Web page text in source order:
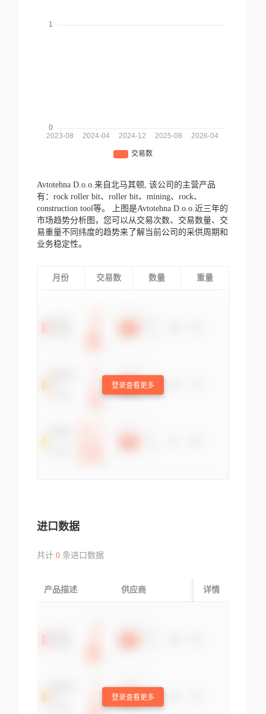
Avtotehna D.o.o.来自北马其顿, 该公司的主营产品
有：rock roller bit、roller bit、mining、rock、
construction tool等。
上图是Avtotehna D.o.o.近三年的
市场趋势分析图，您可以从交易次数、交易数量、交
易重量不同纬度的趋势来了解当前公司的采供周期和
业务稳定性。
月份 交易数 数量 重量
登录查看更多
进口数据
共计 0条进口数据
产品描述 供应商 起运国/地区
详情
登录查看更多